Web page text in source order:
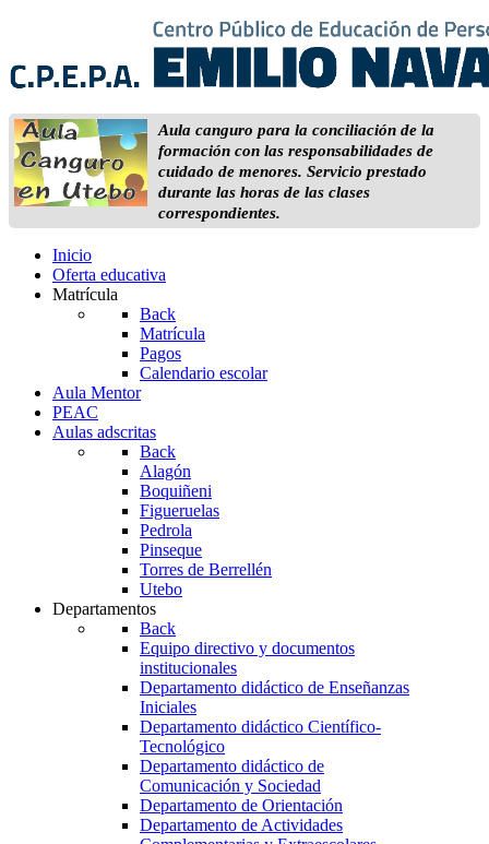
Aula canguro para la conciliación de la
formación con las responsabilidades de
cuidado de menores. Servicio prestado
durante las horas de las clases
correspondientes.
Inicio
Oferta educativa
Matrícula
Back
Matrícula
Pagos
Calendario escolar
Aula Mentor
PEAC
Aulas adscritas
Back
Alagón
Boquiñeni
Figueruelas
Pedrola
Pinseque
Torres de Berrellén
Utebo
Departamentos
Back
Equipo directivo y documentos
institucionales
Departamento didáctico de Enseñanzas
Iniciales
Departamento didáctico Científico-
Tecnológico
Departamento didáctico de
Comunicación y Sociedad
Departamento de Orientación
Departamento de Actividades